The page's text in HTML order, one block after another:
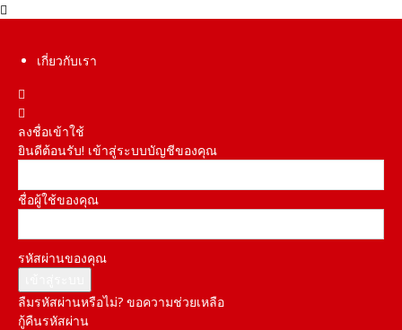
เกี่ยวกับเรา
ลงชื่อเข้าใช้
ยินดีต้อนรับ! เข้าสู่ระบบบัญชีของคุณ
ชื่อผู้ใช้ของคุณ
รหัสผ่านของคุณ
ลืมรหัสผ่านหรือไม่? ขอความช่วยเหลือ
กู้คืนรหัสผ่าน